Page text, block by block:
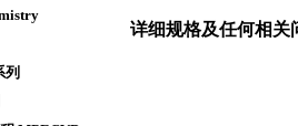
列
详细规格及任何相关